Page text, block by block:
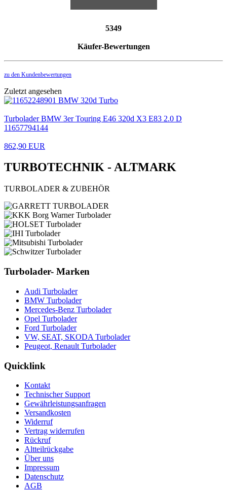
5349
Käufer-Bewertungen
zu den Kundenbewertungen
Zuletzt angesehen
Turbolader BMW 3er Touring E46 320d X3 E83 2.0 D
11657794144
862,90 EUR
TURBOTECHNIK - ALTMARK
TURBOLADER & ZUBEHÖR
Turbolader- Marken
Audi Turbolader
BMW Turbolader
Mercedes-Benz Turbolader
Opel Turbolader
Ford Turbolader
VW, SEAT, SKODA Turbolader
Peugeot, Renault Turbolader
Quicklink
Kontakt
Technischer Support
Gewährleistungsanfragen
Versandkosten
Widerruf
Vertrag widerrufen
Rückruf
Altteilrückgabe
Über uns
Impressum
Datenschutz
AGB